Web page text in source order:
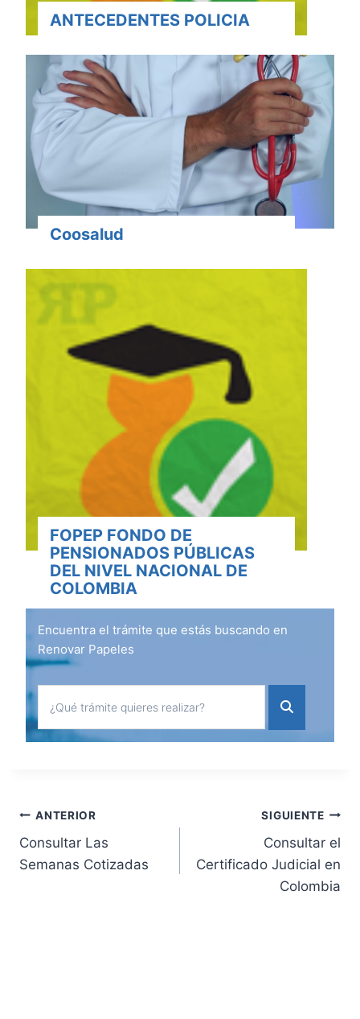
ANTECEDENTES POLICIA
Coosalud
FOPEP FONDO DE
PENSIONADOS PÚBLICAS
DEL NIVEL NACIONAL DE
COLOMBIA
Encuentra el trámite que estás buscando en
Renovar Papeles
Navegación
de
ANTERIOR
Consultar Las
Semanas Cotizadas
SIGUIENTE
Consultar el
Certificado Judicial en
Colombia